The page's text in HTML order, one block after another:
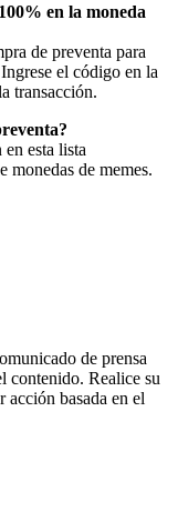
en la moneda
de preventa para
el código en la
transacción.
esta lista
monedas de memes.
de prensa
contenido. Realice su
acción basada en el